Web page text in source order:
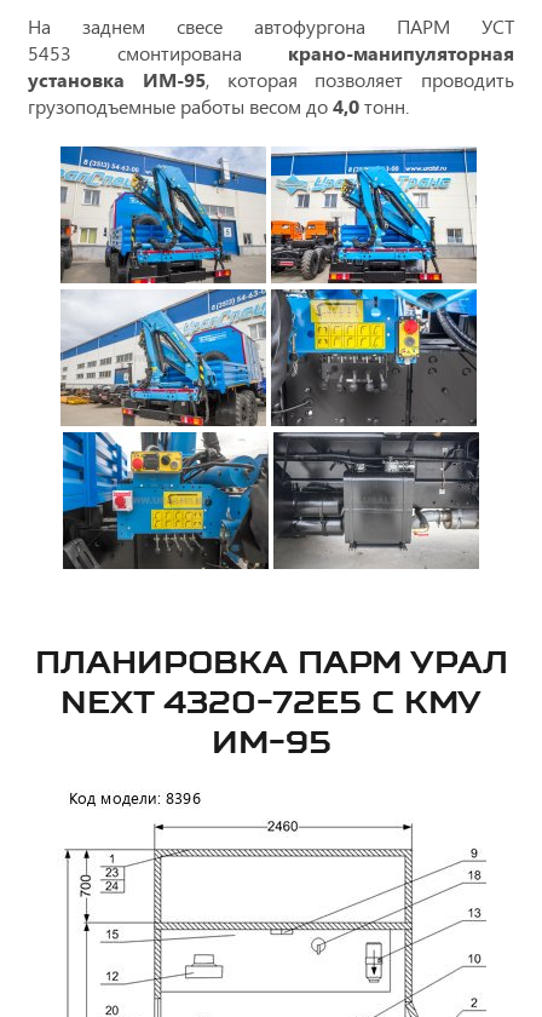
На заднем свесе автофургона ПАРМ УСТ
5453
смонтирована крано-манипуляторная
установка ИМ-95, которая позволяет проводить
грузоподъемные работы весом до4,0тонн.
ПЛАНИРОВКА ПАРМ УРАЛ
NEXT 4320-72Е5 С КМУ
ИМ-95